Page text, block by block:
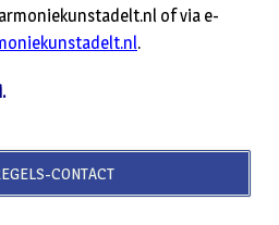
of via e-
.
CONTACT